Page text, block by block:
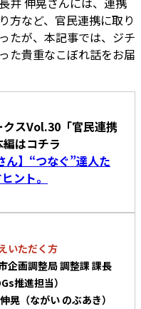
方など、官民連携に取り
たが、本記事では、ジチ
た貴重なこぼれ話をお届
クスVol.30「官民連携
はコチラ
ん】“つなぐ”達人た
ント。
いただく方
企画調整局 調整課 課長
推進担当）
晃（ながい のぶあき）